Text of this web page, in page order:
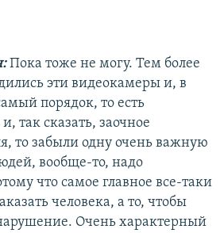
Пока тоже не могу. Тем более
эти видеокамеры и, в
порядок, то есть
так сказать, заочное
то забыли одну очень важную
вообще-то, надо
что самое главное все-таки
человека, а то, чтобы
Очень характерный